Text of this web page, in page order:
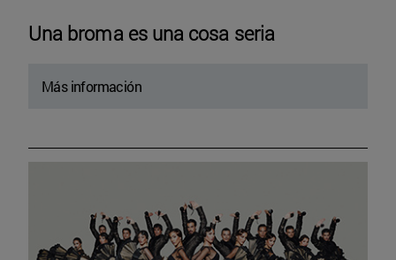
Una broma es una cosa seria
Más información